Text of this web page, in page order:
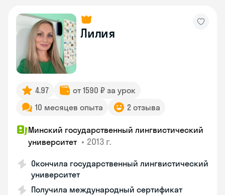
Лилия
4.97
от 1590 ₽ за урок
10 месяцев опыта
2 отзыва
Минский государственный лингвистический
университет • 2013 г.
Окончила государственный лингвистический
университет
Получила международный сертификат